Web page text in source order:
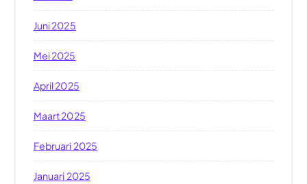
Juni 2025
Mei 2025
April 2025
Maart 2025
Februari 2025
Januari 2025